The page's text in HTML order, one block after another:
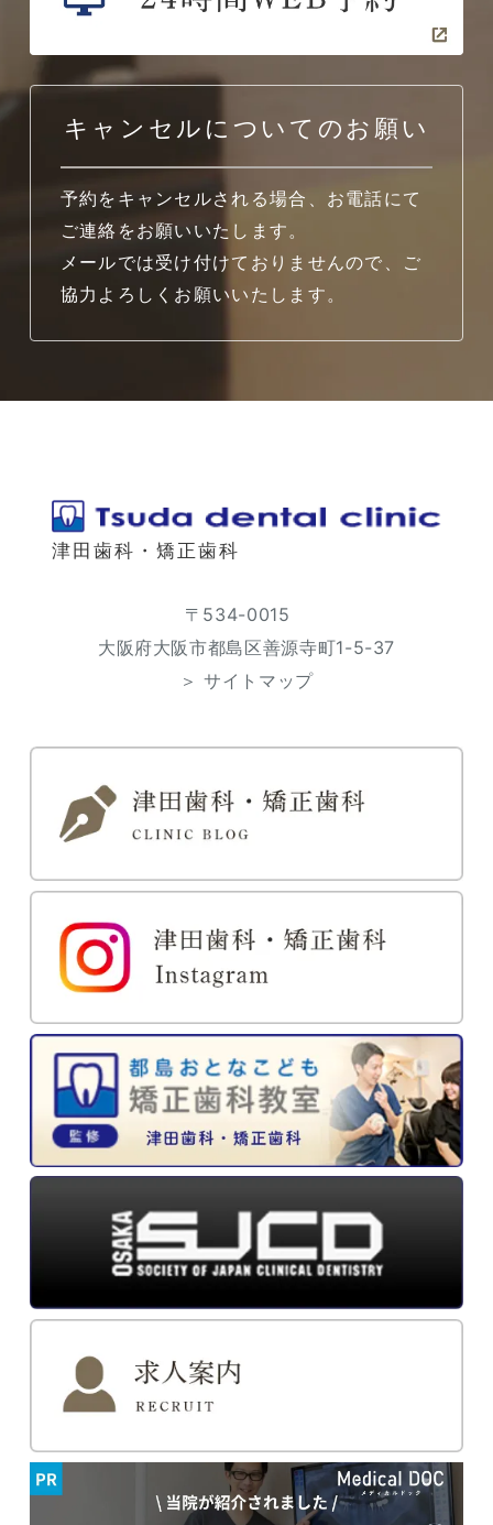
キャンセルについてのお願い
予約をキャンセルされる場合、お電話にて
ご連絡をお願いいたします。
メールでは受け付けておりませんので、ご
協力よろしくお願いいたします。
津田歯科・矯正歯科
〒534-0015
大阪府大阪市都島区善源寺町1-5-37
＞ サイトマップ